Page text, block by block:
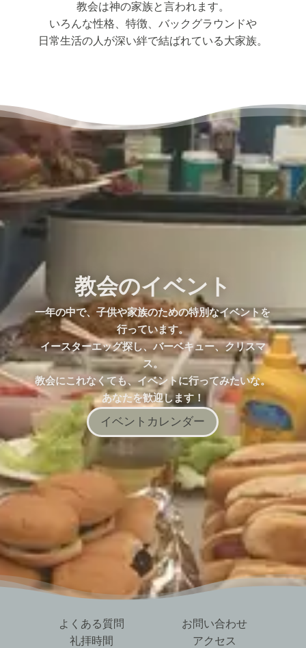
教会は神の家族と言われます。
いろんな性格、特徴、バックグラウンドや
日常生活の人が深い絆で結ばれている大家族。
教会のイベント
一年の中で、子供や家族のための特別なイベントを
行っています。
イースターエッグ探し、バーベキュー、クリスマ
ス。
教会にこれなくても、イベントに行ってみたいな。
あなたを歓迎します！
イベントカレンダー
よくある質問
お問い合わせ
礼拝時間
アクセス